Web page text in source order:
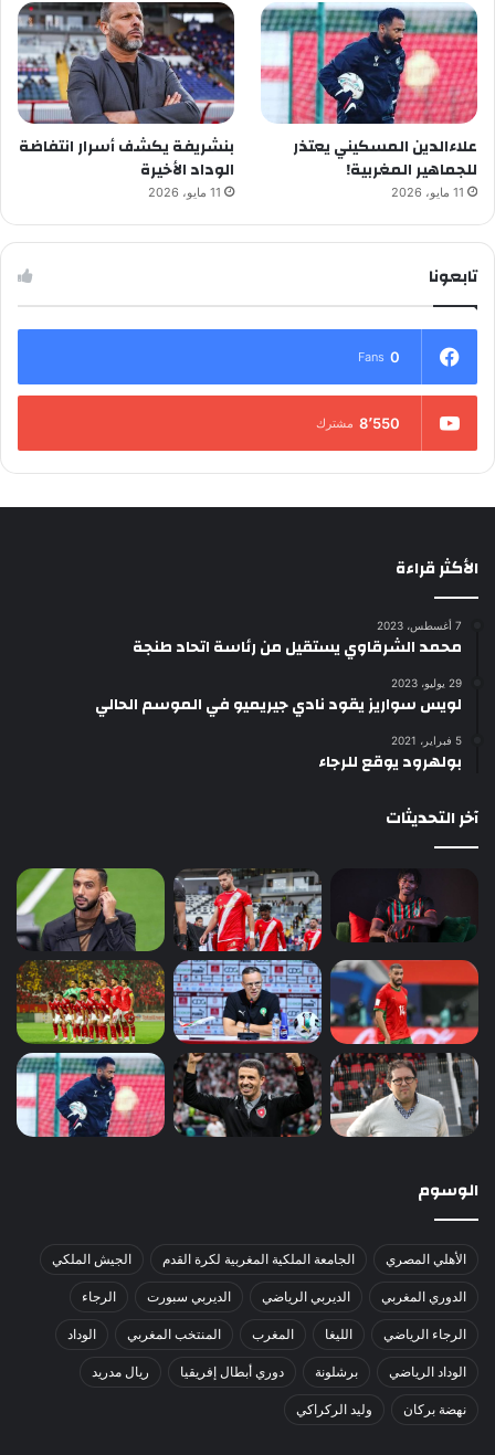
علاءالدين المسكيني يعتذر
للجماهير المغربية!
11 مايو، 2026
بنشريفة يكشف أسرار انتفاضة
الوداد الأخيرة
11 مايو، 2026
تابعونا
0
Fans
8٬550 مشترك
الأكثر قراءة
7 أغسطس، 2023
محمد الشرقاوي يستقيل من رئاسة اتحاد طنجة
29 يوليو، 2023
لويس سواريز يقود نادي جيريميو في الموسم الحالي
5 فبراير، 2021
بولهرود يوقع للرجاء
آخر التحديثات
الوسوم
الأهلي المصري الجامعة الملكية المغربية لكرة القدم الجيش الملكي
الدوري المغربي الديربي الرياضي الديربي سبورت الرجاء
الرجاء الرياضي الليغا المغرب المنتخب المغربي الوداد
الوداد الرياضي برشلونة دوري أبطال إفريقيا ريال مدريد
نهضة بركان وليد الركراكي